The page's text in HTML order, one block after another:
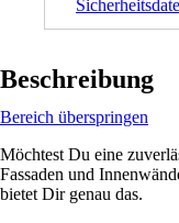
Beschreibung
Bereich überspringen
Möchtest Du eine
Fassaden und
bietet Dir genau das.